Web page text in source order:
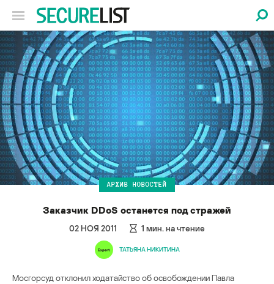
АРХИВ НОВОСТЕЙ
Заказчик DDoS останется под стражей
02 НОЯ 2011 1 мин. на чтение
ТАТЬЯНА НИКИТИНА
Мосгорсуд отклонил ходатайство об освобождении Павла